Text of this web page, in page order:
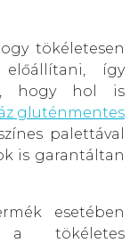
tökéletesen
így
hogy hol is
gluténmentes
palettával
is garantáltan
esetében
tökéletes